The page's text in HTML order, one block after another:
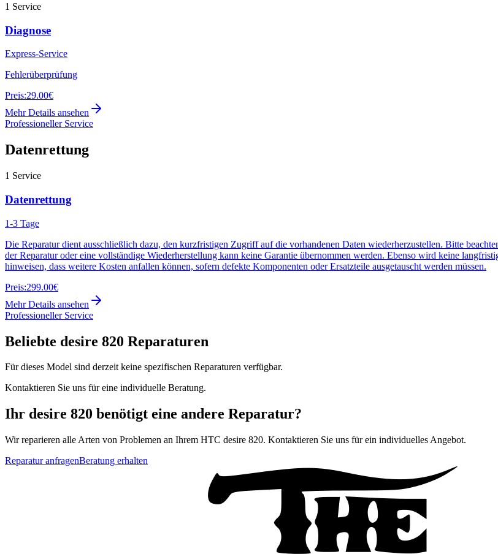
1 Service
Diagnose
Express-Service
Fehlerüberprüfung
Preis:29.00€
Mehr Details ansehen
Professioneller Service
Datenrettung
1 Service
Datenrettung
1-3 Tage
Die Reparatur dient ausschließlich dazu, den kurzfristigen Zugriff auf die vorhandenen Daten wiederherzustellen. Bitte
der Reparatur oder eine vollständige Wiederherstellung kann keine Garantie übernommen werden. Ebenso wird keine
hinweisen, dass weitere Kosten anfallen können, sofern defekte Komponenten oder Ersatzteile ausgetauscht werden müssen.
Preis:299.00€
Mehr Details ansehen
Professioneller Service
Beliebte desire 820 Reparaturen
Für dieses Model sind derzeit keine spezifischen Reparaturen verfügbar.
Kontaktieren Sie uns für eine individuelle Beratung.
Ihr desire 820 benötigt eine andere Reparatur?
Wir reparieren alle Arten von Problemen an Ihrem HTC desire 820. Kontaktieren Sie uns für ein individuelles Angebot.
Reparatur anfragenBeratung erhalten